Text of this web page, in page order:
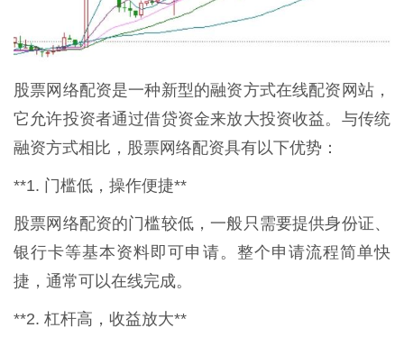
股票网络配资是一种新型的融资方式在线配资网站，
它允许投资者通过借贷资金来放大投资收益。与传统
融资方式相比，股票网络配资具有以下优势：
**1. 门槛低，操作便捷**
股票网络配资的门槛较低，一般只需要提供身份证、
银行卡等基本资料即可申请。整个申请流程简单快
捷，通常可以在线完成。
**2. 杠杆高，收益放大**